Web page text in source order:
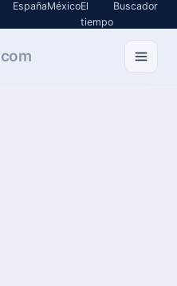
EspañaMéxicoEl
tiempo
Buscador